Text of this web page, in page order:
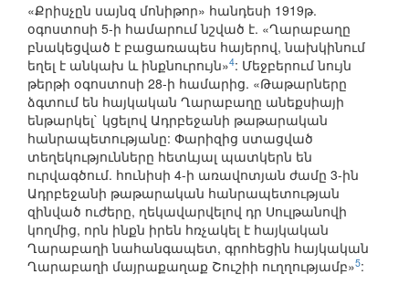
«Քրիսչըն սայնզ մոնիթոր» հանդեսի 1919թ.
օգոստոսի 5-ի համարում նշված է. «Ղարաբաղը
բնակեցված է բացառապես հայերով, նախկինում
եղել է անկախ և ինքնուրույն»4: Մեջբերում նույն
թերթի օգոստոսի 28-ի համարից. «Թաթարները
ձգտում են հայկական Ղարաբաղը անեքսիայի
ենթարկել` կցելով Ադրբեջանի թաթարական
հանրապետությանը: Փարիզից ստացված
տեղեկությունները հետևյալ պատկերն են
ուրվագծում. հունիսի 4-ի առավոտյան ժամը 3-ին
Ադրբեջանի թաթարական հանրապետության
զինված ուժերը, ղեկավարվելով դր Սուլթանովի
կողմից, որն ինքն իրեն հռչակել է հայկական
Ղարաբաղի նահանգապետ, գրոհեցին հայկական
Ղարաբաղի մայրաքաղաք Շուշիի ուղղությամբ»5: